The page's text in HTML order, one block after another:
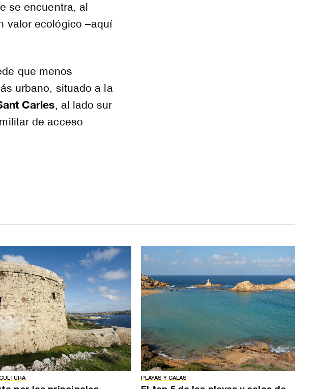
se encuentra, al
valor ecológico –aquí
que menos
urbano, situado a la
Carles, al lado sur
de acceso
PLAYAS Y CALAS